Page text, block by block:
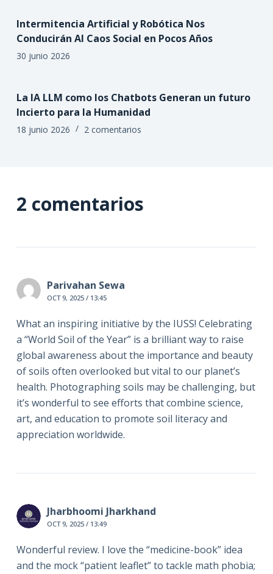
Intermitencia Artificial y Robótica Nos
Conducirán Al Caos Social en Pocos Años
30 junio 2026
La IA LLM como los Chatbots Generan un futuro
Incierto para la Humanidad
18 junio 2026 2 comentarios
2 comentarios
Parivahan Sewa
OCT 9, 2025 / 13:45
What an inspiring initiative by the IUSS! Celebrating
a “World Soil of the Year” is a brilliant way to raise
global awareness about the importance and beauty
of soils often overlooked but vital to our planet’s
health. Photographing soils may be challenging, but
it’s wonderful to see efforts that combine science,
art, and education to promote soil literacy and
appreciation worldwide.
Jharbhoomi Jharkhand
OCT 9, 2025 / 13:49
Wonderful review. I love the “medicine-book” idea
and the mock “patient leaflet” to tackle math phobia;